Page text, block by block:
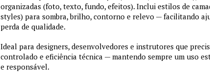
organizadas (foto, texto, fundo, efeitos). Inclui estilos de
styles) para sombra, brilho, contorno e relevo — facilitando
perda de qualidade.
Ideal para designers, desenvolvedores e instrutores que
controlado e eficiência técnica — mantendo sempre um uso
e responsável.